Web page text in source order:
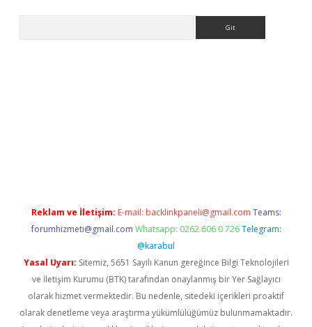
Reklam ve İletişim: E-mail: backlinkpaneli@gmail.com Teams:
forumhizmeti@gmail.com Whatsapp: 0262 606 0 726 Telegram:
@karabul
Yasal Uyarı: Sitemiz, 5651 Sayılı Kanun gereğince Bilgi Teknolojileri
ve İletişim Kurumu (BTK) tarafından onaylanmış bir Yer Sağlayıcı
olarak hizmet vermektedir. Bu nedenle, sitedeki içerikleri proaktif
olarak denetleme veya araştırma yükümlülüğümüz bulunmamaktadır.